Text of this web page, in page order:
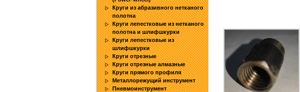
Круги из абразивного нетканого
полотна
Круги лепестковые из нетканого
полотна и шлифшкурки
Круги лепестковые из
шлифшкурки
Круги отрезные
Круги отрезные алмазные
Круги прямого профиля
Металлорежущий инструмент
Пневмоинструмент